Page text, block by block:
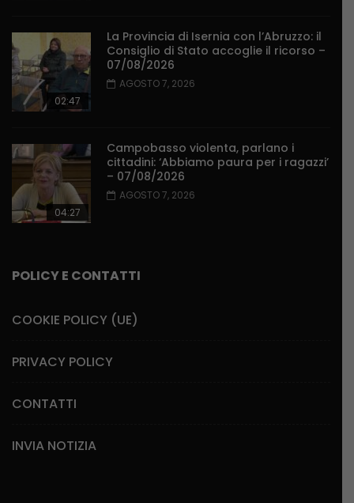
02:47
La Provincia di Isernia con l’Abruzzo: il
Consiglio di Stato accoglie il ricorso –
07/08/2026
AGOSTO 7, 2026
04:27
Campobasso violenta, parlano i
cittadini: ‘Abbiamo paura per i ragazzi’
– 07/08/2026
AGOSTO 7, 2026
POLICY E CONTATTI
COOKIE POLICY (UE)
PRIVACY POLICY
CONTATTI
INVIA NOTIZIA